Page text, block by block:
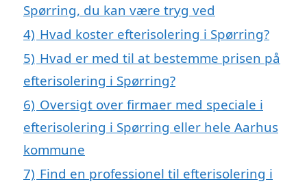
Spørring, du kan være tryg ved
4) Hvad koster efterisolering i Spørring?
5) Hvad er med til at bestemme prisen på
efterisolering i Spørring?
6) Oversigt over firmaer med speciale i
efterisolering i Spørring eller hele Aarhus
kommune
7) Find en professionel til efterisolering i